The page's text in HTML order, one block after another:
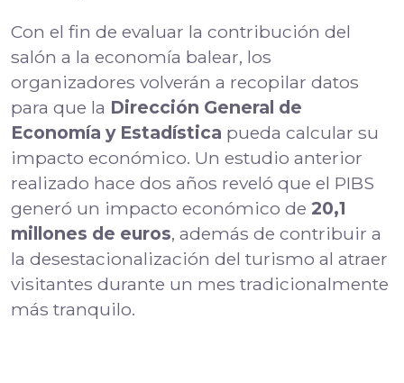
Con el fin de evaluar la contribución del
salón a la economía balear, los
organizadores volverán a recopilar datos
para que la Dirección General de
Economía y Estadística pueda calcular su
impacto económico. Un estudio anterior
realizado hace dos años reveló que el PIBS
generó un impacto económico de 20,1
millones de euros, además de contribuir a
la desestacionalización del turismo al atraer
visitantes durante un mes tradicionalmente
más tranquilo.